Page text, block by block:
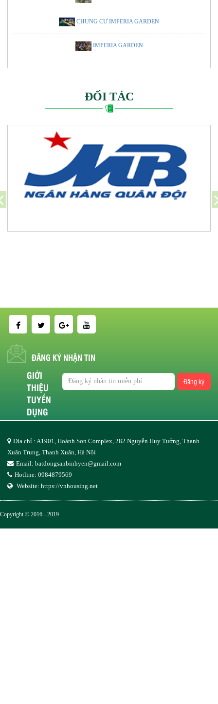
CHUNG CƯ IMPERIA GARDEN
IMPERIA GARDEN
ĐỐI TÁC
ĐĂNG KÝ NHẬN TIN
Đăng ký
GIỚI
THIỆU
TUYỂN
DỤNG
Địa chỉ : A1901, Hoành Sơn Complex, 282 Nguyễn Huy Tưởng, Thanh
Xuân Trung, Thanh Xuân, Hà Nội
Email: batdongsanbinhyen@gmail.com
Hotline: 0984879569
Website: https://vnhousing.net
Copyright © 2016 - 2019